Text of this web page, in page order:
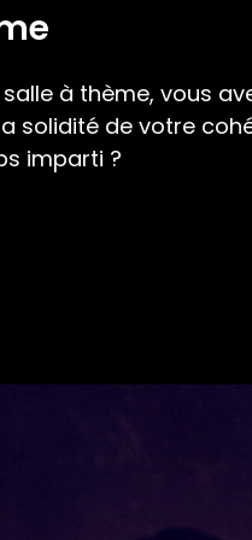
à thème, vous
solidité de votre
imparti ?